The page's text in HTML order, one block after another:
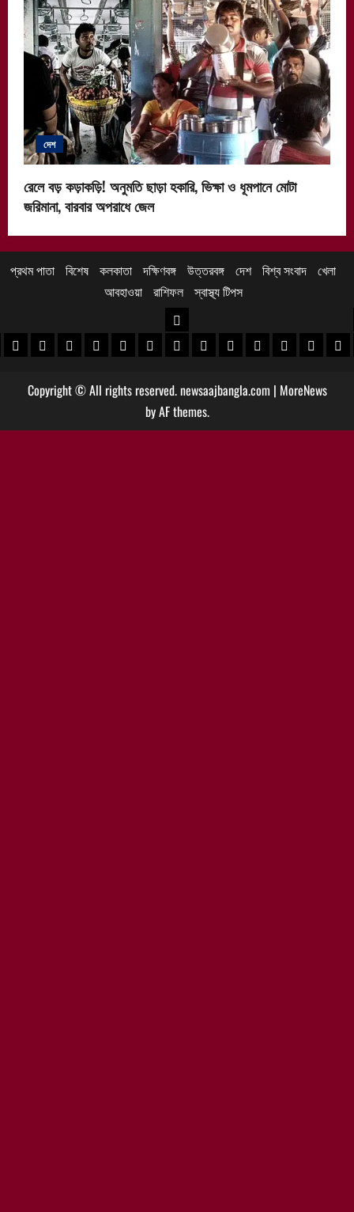
দেশ
রেলে বড় কড়াকড়ি! অনুমতি ছাড়া হকারি, ভিক্ষা ও ধূমপানে মোটা
জরিমানা, বারবার অপরাধে জেল
প্রথম পাতা বিশেষ কলকাতা দক্ষিণবঙ্গ উত্তরবঙ্গ দেশ বিশ্ব সংবাদ খেলা
আবহাওয়া
রাশিফল স্বাস্থ্য টিপস
খবর
খবর
পুরুলিয়া খবর
বাঁকুড়া খবরপশ্চিম বর্ধমান খবর
পূর্ব বর্ধমান খবর
বীরভূম খবরমুর্শিদাবাদ খবর
উত্তরবঙ্গ
কোচবিহার নিউজ
আলিপুরদুয়ার খবর
জলপাইগুড়ি খবর
শিলিগুড়ি খবর
উত্তরদক্ষিণ
Copyright © All rights reserved. newsaajbangla.com | MoreNews
by AF themes.